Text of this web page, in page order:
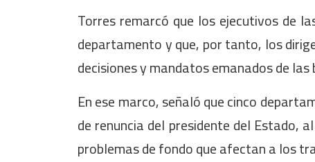
Torres remarcó que los ejecutivos de
departamento y que, por tanto, los
decisiones y mandatos emanados de las
En ese marco, señaló que cinco
de renuncia del presidente del Estado,
problemas de fondo que afectan a los